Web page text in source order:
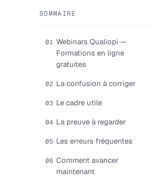
SOMMAIRE
01 Webinars Qualiopi —
Formations en ligne
gratuites
02 La confusion à corriger
03 Le cadre utile
04 La preuve à regarder
05 Les erreurs fréquentes
06 Comment avancer
maintenant